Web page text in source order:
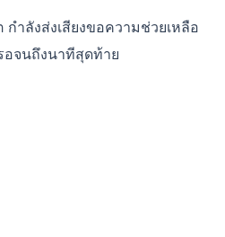
ำลังส่งเสียงขอความช่วยเหลือ
จนถึงนาทีสุดท้าย